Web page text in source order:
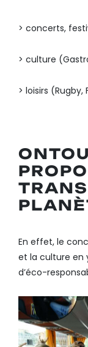
> concerts,
> culture
> loisirs (Rugby,
En effet, le
et la culture en
d’éco-